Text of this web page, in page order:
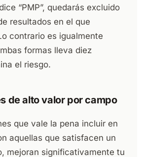
“PMP”, quedarás excluido
resultados en el que
contrario es igualmente
formas lleva diez
el riesgo.
de alto valor por campo
que vale la pena incluir en
aquellas que satisfacen un
mejoran significativamente tu